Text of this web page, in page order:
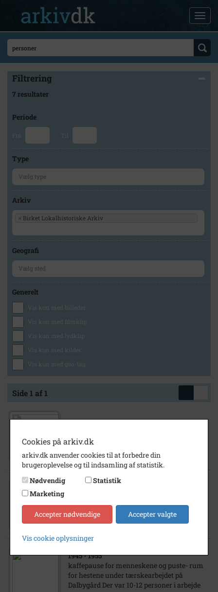
Filtrering
7 resultater
Periode
Fra Til
Type
Arkiv
× Birket Lokalhistoriske Arkiv
Geografi
Generelt
Vis kun med billeder
Vis kun med filmklip
Vis kun med lydklip
Vis kun med kilder
Vis kun med geo-tag
Side 1 af 1
personer foran
Elisabeth Koch m.fl.
1945- 1955
kaffepause for menneskene og puste- rum
for hestene under tærskearbejdet på
Dalbygård Der var 10-12 personer i arbejde
Cookies på arkiv.dk
arkiv.dk anvender cookies til at forbedre din
brugeroplevelse og til indsamling af statistik.
Nødvendig
Statistik
Marketing
Accepter nødvendige Accepter valgte
Vis cookie oplysninger